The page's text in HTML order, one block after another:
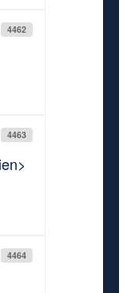
4462
4463
4464